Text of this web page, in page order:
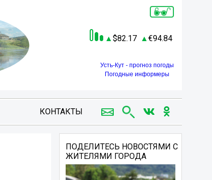
82.17 94.84
Усть-Кут - прогноз погоды
Погодные информеры
КОНТАКТЫ
ПОДЕЛИТЕСЬ НОВОСТЯМИ С
ЖИТЕЛЯМИ ГОРОДА